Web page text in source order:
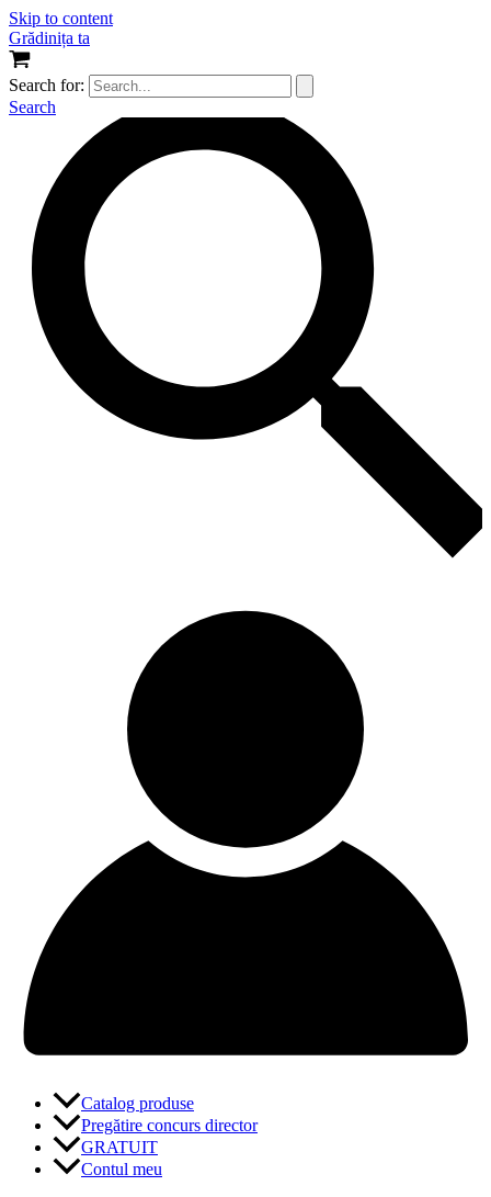
Skip to content
Grădinița ta
Search for:
Search
Catalog produse
Pregătire concurs director
GRATUIT
Contul meu